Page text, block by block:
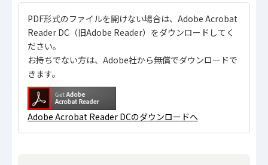
PDF形式のファイルを開けない場合は、Adobe Acrobat
Reader DC（旧Adobe Reader）をダウンロードしてく
ださい。
お持ちでない方は、Adobe社から無償でダウンロードで
きます。
Adobe Acrobat Reader DCのダウンロードへ